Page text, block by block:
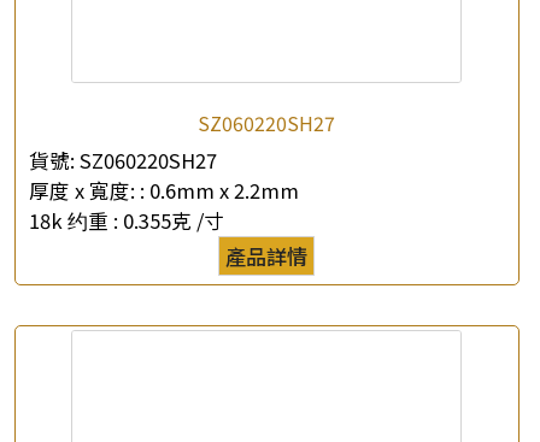
查詢以下產品
SZ060220SH27
貨號: SZ060220SH27
厚度 x 寬度: : 0.6mm x 2.2mm
18k 约重 : 0.355克 /寸
產品詳情